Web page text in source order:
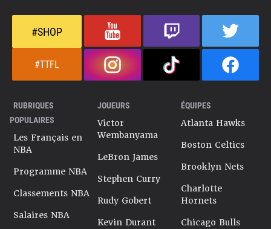
#SHOP
#TTFL
RUBRIQUES
POPULAIRES
Les Français en
NBA
Programme NBA
Classements NBA
Salaires NBA
JOUEURS
Victor
Wembanyama
LeBron James
Stephen Curry
Rudy Gobert
Kevin Durant
ÉQUIPES
Atlanta Hawks
Boston Celtics
Brooklyn Nets
Charlotte
Hornets
Chicago Bulls